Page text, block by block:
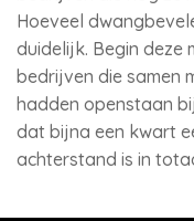
Hoeveel
duidelijk. Begin deze
bedrijven die samen
hadden openstaan
dat bijna een kwart
achterstand is in